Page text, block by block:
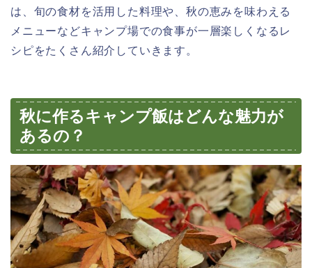
は、旬の食材を活用した料理や、秋の恵みを味わえる
メニューなどキャンプ場での食事が一層楽しくなるレ
シピをたくさん紹介していきます。
秋に作るキャンプ飯はどんな魅力が
あるの？